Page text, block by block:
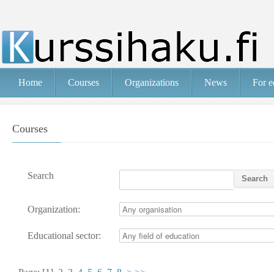
Home Courses Organizations News For
Courses
Search
Organization:
Educational sector: